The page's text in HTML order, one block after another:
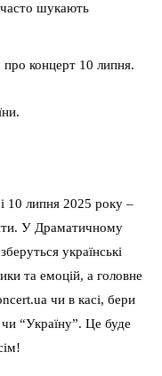
часто шукають
концерт 10 липня.
10 липня 2025 року –
У Драматичному
українські
та емоцій, а головне
чи в касі, бери
“Україну”. Це буде